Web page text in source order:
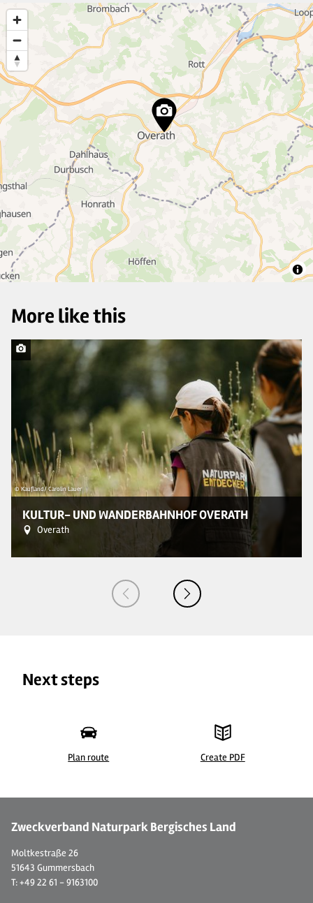
19
6
6
7
8
More like this
© Kaufland/ Carolin Lauer
KULTUR- UND WANDERBAHNHOF OVERATH
Overath
Next steps
Plan route Create PDF
Zweckverband Naturpark Bergisches Land
Moltkestraße 26
51643 Gummersbach
T: +49 22 61 - 9163100